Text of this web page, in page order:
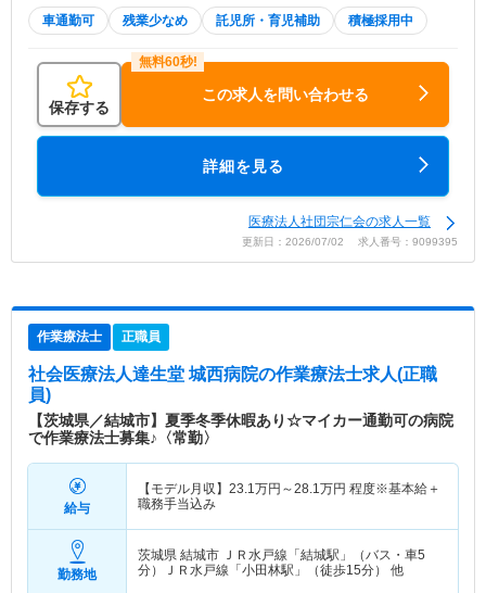
車通勤可 残業少なめ 託児所・育児補助 積極採用中
保存する
この求人を問い合わせる
詳細を見る
医療法人社団宗仁会の求人一覧
更新日：2026/07/02 求人番号：9099395
作業療法士 正職員
社会医療法人達生堂 城西病院の作業療法士求人(正職
員)
【茨城県／結城市】夏季冬季休暇あり☆マイカー通勤可の病院
で作業療法士募集♪〈常勤〉
給与
【モデル月収】 23.1 万円～28.1 万円 程度※基本給＋
職務手当込み
勤務地
茨城県 結城市
ＪＲ水戸線「結城駅」（バス・車5
分）ＪＲ水戸線「小田林駅」（徒歩15分） 他